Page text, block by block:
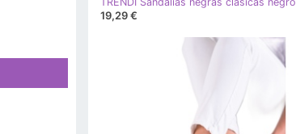
19,29 €